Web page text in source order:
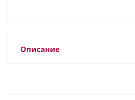
Описание